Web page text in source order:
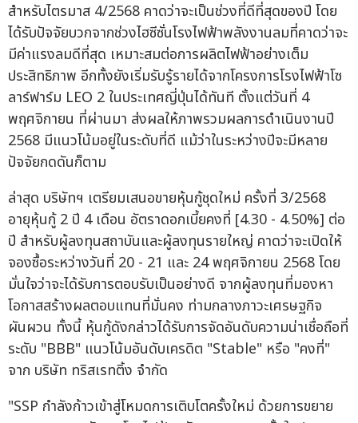
สำหรับไตรมาส 4/2568 คาดว่าจะเป็นช่วงที่ดีที่สุดของปี โดย
ได้รับปัจจัยบวกจากช่วงไฮซีซั่นโรงไฟฟ้าพลังงานลมที่คาดว่าจะ
มีค่าแรงลมดีที่สุด เหมาะสมต่อการผลิตไฟฟ้าอย่างเต็ม
ประสิทธิภาพ อีกทั้งยังเริ่มรับรู้รายได้จากโครงการโรงไฟฟ้าโซ
ลาร์ฟาร์ม LEO 2 ในประเทศญี่ปุ่นได้ทันที ตั้งแต่วันที่ 4
พฤศจิกายน ที่ผ่านมา ส่งผลให้ภาพรวมผลการดำเนินงานปี
2568 มีแนวโน้มอยู่ในระดับที่ดี แม้ว่าในระหว่างปีจะมีหลาย
ปัจจัยกดดันก็ตาม
ล่าสุด บริษัทฯ เตรียมเสนอขายหุ้นกู้ชุดใหม่ ครั้งที่ 3/2568
อายุหุ้นกู้ 2 ปี 4 เดือน อัตราดอกเบี้ยคงที่ [4.30 - 4.50%] ต่อ
ปี สำหรับผู้ลงทุนสถาบันและผู้ลงทุนรายใหญ่ คาดว่าจะเปิดให้
จองซื้อระหว่างวันที่ 20 - 21 และ 24 พฤศจิกายน 2568 โดย
มั่นใจว่าจะได้รับการตอบรับเป็นอย่างดี จากผู้ลงทุนที่มองหา
โอกาสสร้างผลตอบแทนที่มั่นคง ท่ามกลางภาวะเศรษฐกิจ
ผันผวน ทั้งนี้ หุ้นกู้ดังกล่าวได้รับการจัดอันดับความน่าเชื่อถือที่
ระดับ "BBB" แนวโน้มอันดับเครดิต "Stable" หรือ "คงที่"
จาก บริษัท ทริสเรทติ้ง จำกัด
"SSP กำลังก้าวเข้าสู่โหมดการเติบโตครั้งใหม่ ด้วยการขยาย